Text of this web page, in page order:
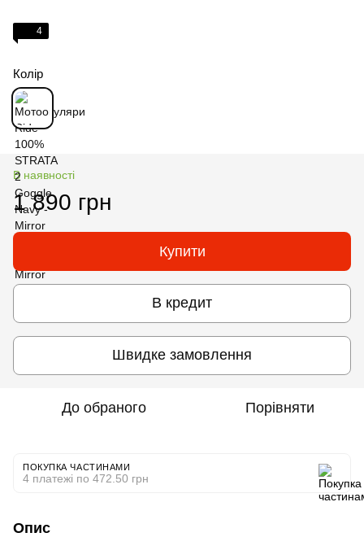
4
Колір
В наявності
1 890 грн
Купити
В кредит
Швидке замовлення
До обраного Порівняти
ПОКУПКА ЧАСТИНАМИ
4 платежі по 472.50 грн
Опис